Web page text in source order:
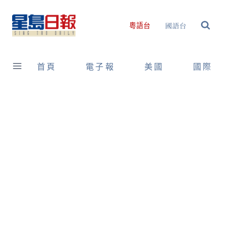
content
粵語台 國語台
首頁 電子報 美國 國際